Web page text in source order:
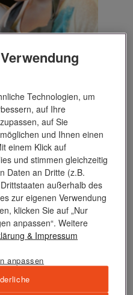
Technologien, um
auf Ihre
auf Sie
und Ihnen einen
einem Klick auf
und stimmen gleichzeitig
Daten an Dritte (z.B.
außerhalb des
zur eigenen Verwendung
klicken Sie auf „Nur
anpassen“. Weitere
& Impressum
anpassen